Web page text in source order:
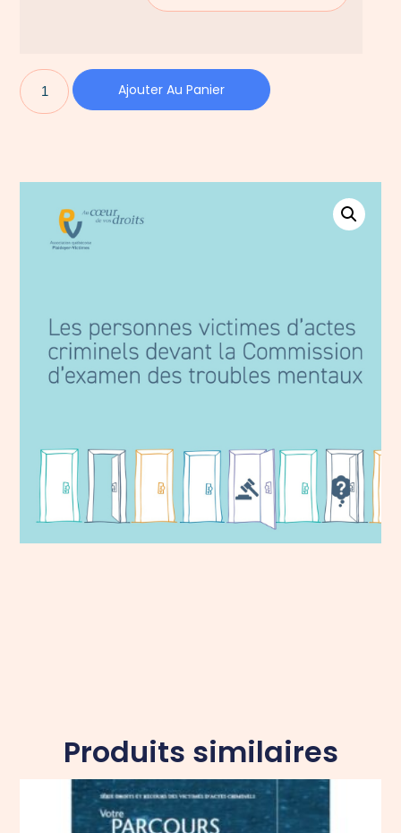
Ajouter Au Panier
Produits similaires